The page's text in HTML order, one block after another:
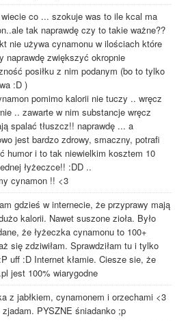
wiecie co ... szokuje was to ile kcal ma
tak naprawdę czy to takie ważne??
nie używa cynamonu w ilościach które
naprawdę zwiększyć okropnie
posiłku z nim podanym (bo to tylko
:D )
pomimo kalorii nie tuczy .. wręcz
.. zawarte w nim substancje wręcz
spalać tłuszcz!! naprawdę ... a
jest bardzo zdrowy, smaczny, potrafi
humor i to tak niewielkim kosztem 10
łyżeczce!! :DD ..
cynamon !! <3
gdzieś w internecie, że przyprawy mają
kalorii. Nawet suszone zioła. Było
że łyżeczka cynamonu to 100+
się zdziwiłam. Sprawdziłam tu i tylko
uff :D Internet kłamie. Ciesze sie, że
jest 100% wiarygodne
z jabłkiem, cynamonem i orzechami <3
zjadam. PYSZNE śniadanko ;p